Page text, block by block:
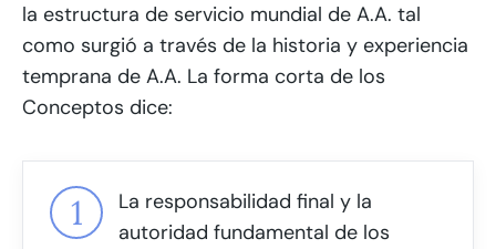
la estructura de servicio mundial de A.A. tal
como surgió a través de la historia y experiencia
temprana de A.A. La forma corta de los
Conceptos dice:
La responsabilidad final y la
autoridad fundamental de los